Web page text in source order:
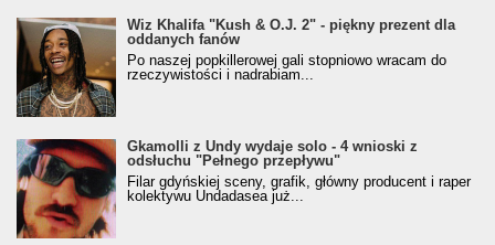
Wiz Khalifa "Kush & O.J. 2" - piękny prezent dla
oddanych fanów
Po naszej popkillerowej gali stopniowo wracam do
rzeczywistości i nadrabiam...
Gkamolli z Undy wydaje solo - 4 wnioski z
odsłuchu "Pełnego przepływu"
Filar gdyńskiej sceny, grafik, główny producent i raper
kolektywu Undadasea już...